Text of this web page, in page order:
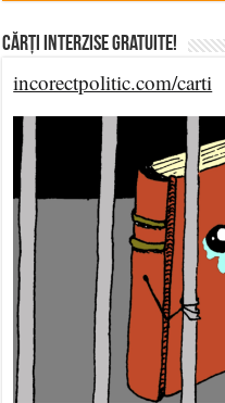
Cărți Interzise Gratuite!
incorectpolitic.com/carti